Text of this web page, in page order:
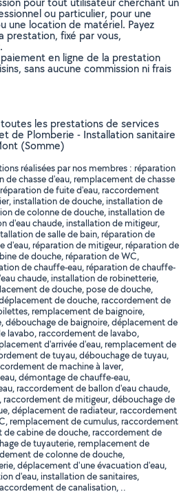
ou particulier, pour une
une location de matériel. Payez
prestation, fixé par vous,
en ligne de la prestation
sans aucune commission ni frais
toutes les prestations de services
de Plomberie - Installation sanitaire
(Somme)
réalisées par nos membres : réparation
de chasse d'eau, remplacement de chasse
de fuite d'eau, raccordement
installation de douche, installation de
de colonne de douche, installation de
d'eau chaude, installation de mitigeur,
de salle de bain, réparation de
d'eau, réparation de mitigeur, réparation de
de douche, réparation de WC,
de chauffe-eau, réparation de chauffe-
chaude, installation de robinetterie,
de douche, pose de douche,
de douche, raccordement de
remplacement de baignoire,
débouchage de baignoire, déplacement de
lavabo, raccordement de lavabo,
d'arrivée d'eau, remplacement de
de tuyau, débouchage de tuyau,
de machine à laver,
démontage de chauffe-eau,
raccordement de ballon d'eau chaude,
de mitigeur, débouchage de
déplacement de radiateur, raccordement
remplacement de cumulus, raccordement
cabine de douche, raccordement de
de tuyauterie, remplacement de
de colonne de douche,
déplacement d'une évacuation d'eau,
d'eau, installation de sanitaires,
de canalisation, ..